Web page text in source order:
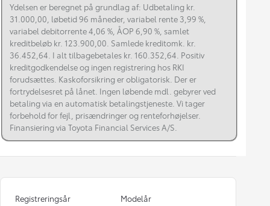
Ydelsen er beregnet på grundlag af: Udbetaling kr.
31.000,00, løbetid 96 måneder, variabel rente 3,99 %,
variabel debitorrente 4,06 %, ÅOP 6,90 %, samlet
kreditbeløb kr. 123.900,00. Samlede kreditomk. kr.
36.452,64. I alt tilbagebetales kr. 160.352,64. Positiv
kreditgodkendelse og ingen registrering hos RKI
forudsættes. Kaskoforsikring er obligatorisk. Der er
fortrydelsesret på lånet. Ingen løbende mdl. gebyrer ved
betaling via en automatisk betalingstjeneste. Vi tager
forbehold for fejl, prisændringer og renteforhøjelser.
Finansiering via Toyota Financial Services A/S.
Registreringsår
Modelår